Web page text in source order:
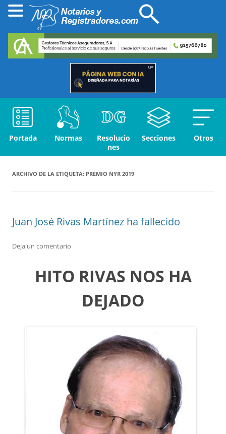
Portada Normas
Resolucio
nes
Secciones Otros
ARCHIVO DE LA ETIQUETA: PREMIO NYR 2019
Juan José Rivas Martínez ha fallecido
Deja un comentario
HITO RIVAS NOS HA
DEJADO